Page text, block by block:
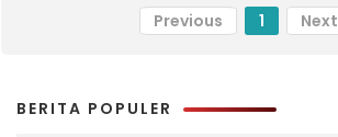
Previous 1 Next
BERITA POPULER